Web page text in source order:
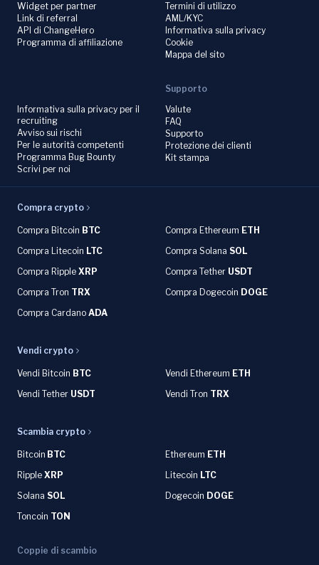
Widget per partner
Link di referral
API di ChangeHero
Programma di affiliazione
Termini di utilizzo
AML/KYC
Informativa sulla privacy
Cookie
Mappa del sito
Informativa sulla privacy per il
recruiting
Avviso sui rischi
Per le autorità competenti
Programma Bug Bounty
Scrivi per noi
Supporto
Valute
FAQ
Supporto
Protezione dei clienti
Kit stampa
Compra crypto
Compra Bitcoin BTC Compra Ethereum ETH
Compra Litecoin LTC Compra Solana SOL
Compra Ripple XRP Compra Tether USDT
Compra Tron TRX Compra Dogecoin DOGE
Compra Cardano ADA
Vendi crypto
Vendi Bitcoin BTC Vendi Ethereum ETH
Vendi Tether USDT Vendi Tron TRX
Scambia crypto
Bitcoin BTC Ethereum ETH
Ripple XRP Litecoin LTC
Solana SOL Dogecoin DOGE
Toncoin TON
Coppie di scambio